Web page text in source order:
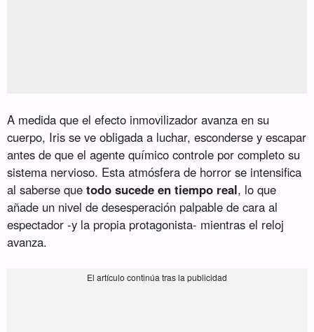
A medida que el efecto inmovilizador avanza en su
cuerpo, Iris se ve obligada a luchar, esconderse y escapar
antes de que el agente químico controle por completo su
sistema nervioso. Esta atmósfera de horror se intensifica
al saberse quetodo sucede en tiempo real, lo que
añade un nivel de desesperación palpable de cara al
espectador -y la propia protagonista- mientras el reloj
avanza.